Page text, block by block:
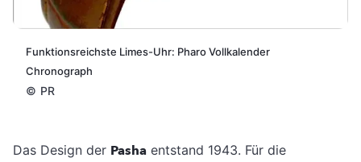
Funktionsreichste Limes-Uhr: Pharo Vollkalender
Chronograph
© PR
Das Design der Pasha entstand 1943. Für die